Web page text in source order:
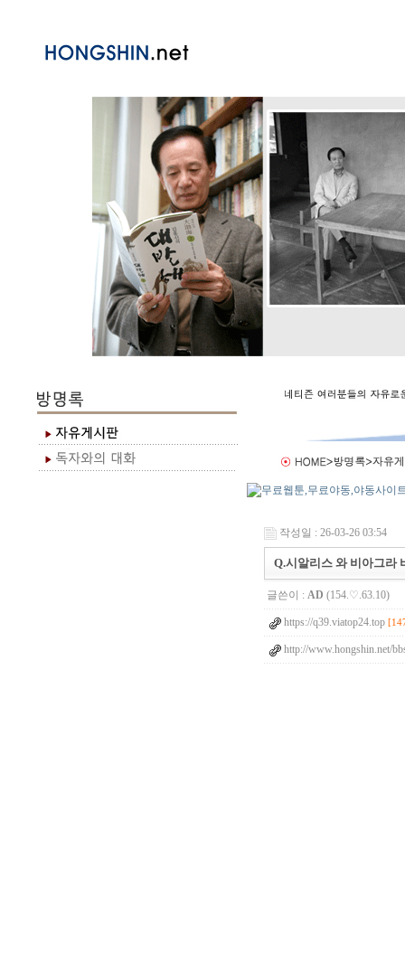
작성일 : 26-03-26 03:54
Q.시알리스 와 비아그라
글쓴이 : AD (154.♡.63.10)
https://q39.viatop24.top
http://www.hongshin.net/